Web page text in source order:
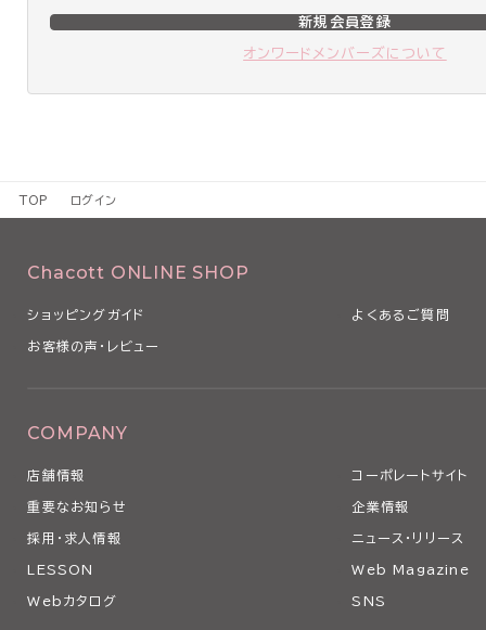
新規会員登録
オンワードメンバーズについて
TOP ログイン
Chacott ONLINE SHOP
ショッピングガイド よくあるご質問
お客様の声・レビュー
COMPANY
店舗情報 コーポレートサイト
重要なお知らせ 企業情報
採用・求人情報 ニュース・リリース
LESSON Web Magazine
Webカタログ SNS